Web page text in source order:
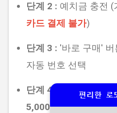
단계 2 : 예치금 충전 (
카드 결제 불가)
단계 3 : '바로 구매'
자동 번호 선택
단계 4 : 결제 완료 (1
5,000원/5게임제한)
편리한 로